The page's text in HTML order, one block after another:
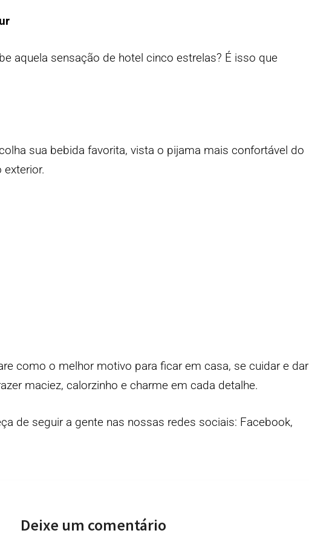
aquela sensação de hotel cinco estrelas? É isso que
sua bebida favorita, vista o pijama mais confortável do
como o melhor motivo para ficar em casa, se cuidar e dar
maciez, calorzinho e charme em cada detalhe.
de seguir a gente nas nossas redes sociais: Facebook,
Deixe um comentário